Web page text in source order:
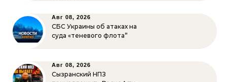
Авг 08, 2026
СБС Украины об атаках на
суда «теневого флота”
Авг 08, 2026
Сызранский НПЗ